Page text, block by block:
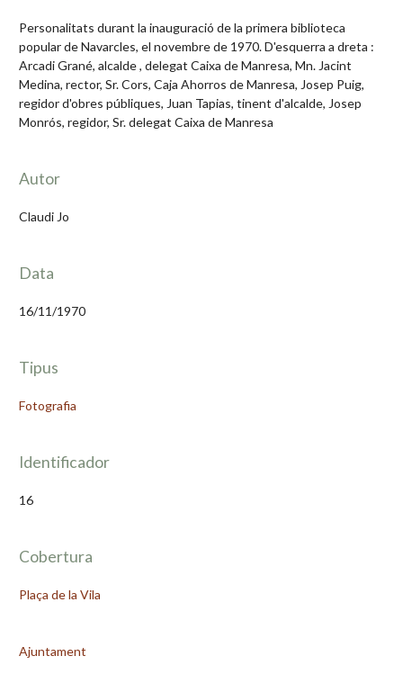
Personalitats durant la inauguració de la primera biblioteca
popular de Navarcles, el novembre de 1970. D'esquerra a dreta :
Arcadi Grané, alcalde , delegat Caixa de Manresa, Mn. Jacint
Medina, rector, Sr. Cors, Caja Ahorros de Manresa, Josep Puig,
regidor d'obres públiques, Juan Tapias, tinent d'alcalde, Josep
Monrós, regidor, Sr. delegat Caixa de Manresa
Autor
Claudi Jo
Data
16/11/1970
Tipus
Fotografia
Identificador
16
Cobertura
Plaça de la Vila
Ajuntament